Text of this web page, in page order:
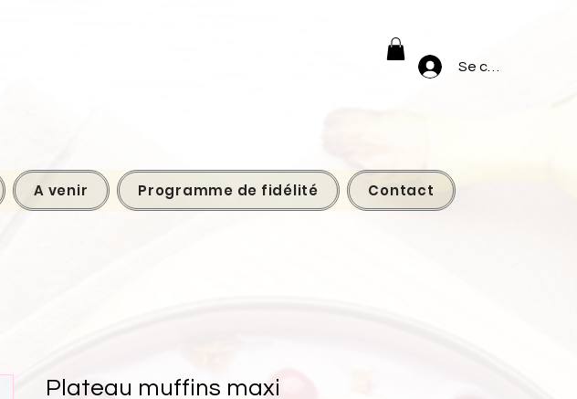
Se connecter
A venir Programme de fidélité Contact
Plateau muffins maxi